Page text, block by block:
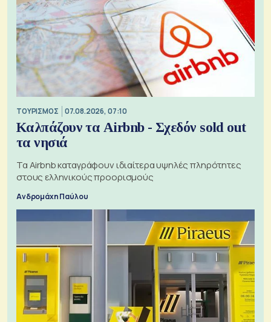
ΤΟΥΡΙΣΜΟΣ 07.08.2026, 07:10
Καλπάζουν τα Airbnb - Σχεδόν sold out
τα νησιά
Τα Airbnb καταγράφουν ιδιαίτερα υψηλές πληρότητες
στους ελληνικούς προορισμούς
Ανδρομάχη Παύλου